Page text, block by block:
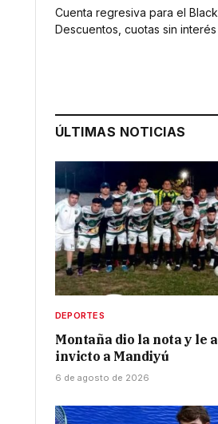
Cuenta regresiva para el
Descuentos, cuotas sin
ÚLTIMAS NOTICIAS
DEPORTES
Montaña dio la nota y le
invicto a Mandiyú
6 de agosto de 2026